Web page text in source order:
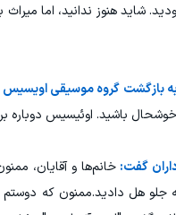
شاید هنوز ندانید، اما
به بازگشت گروه موسیقی
باشید. اوئیسیس دوباره
گفت: خانم‌ها و آقایان،
جلو هل دادید.ممنون که دوستم